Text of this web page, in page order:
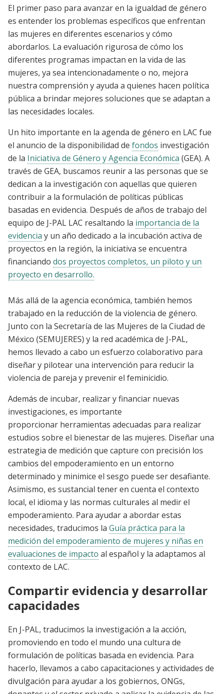
El primer paso para avanzar en la igualdad de género
es entender los problemas específicos que enfrentan
las mujeres en diferentes escenarios y cómo
abordarlos. La evaluación rigurosa de cómo los
diferentes programas impactan en la vida de las
mujeres, ya sea intencionadamente o no, mejora
nuestra comprensión y ayuda a quienes hacen política
pública a brindar mejores soluciones que se adaptan a
las necesidades locales.
Un hito importante en la agenda de género en LAC fue
el anuncio de la disponibilidad de fondos investigación
de la Iniciativa de Género y Agencia Económica (GEA). A
través de GEA, buscamos reunir a las personas que se
dedican a la investigación con aquellas que quieren
contribuir a la formulación de políticas públicas
basadas en evidencia. Después de años de trabajo del
equipo de J-PAL LAC resaltando la importancia de la
evidencia y un año dedicado a la incubación activa de
proyectos en la región, la iniciativa se encuentra
financiando dos proyectos completos, un piloto y un
proyecto en desarrollo.
Más allá de la agencia económica, también hemos
trabajado en la reducción de la violencia de género.
Junto con la Secretaría de las Mujeres de la Ciudad de
México (SEMUJERES) y la red académica de J-PAL,
hemos llevado a cabo un esfuerzo colaborativo para
diseñar y pilotear una intervención para reducir la
violencia de pareja y prevenir el feminicidio.
Además de incubar, realizar y financiar nuevas
investigaciones, es importante
proporcionar herramientas adecuadas para realizar
estudios sobre el bienestar de las mujeres. Diseñar una
estrategia de medición que capture con precisión los
cambios del empoderamiento en un entorno
determinado y minimice el sesgo puede ser desafiante.
Asimismo, es sustancial tener en cuenta el contexto
local, el idioma y las normas culturales al medir el
empoderamiento. Para ayudar a abordar estas
necesidades, traducimos la Guía práctica para la
medición del empoderamiento de mujeres y niñas en
evaluaciones de impacto al español y la adaptamos al
contexto de LAC.
Compartir evidencia y desarrollar
capacidades
En J-PAL, traducimos la investigación a la acción,
promoviendo en todo el mundo una cultura de
formulación de políticas basada en evidencia. Para
hacerlo, llevamos a cabo capacitaciones y actividades de
divulgación para ayudar a los gobiernos, ONGs,